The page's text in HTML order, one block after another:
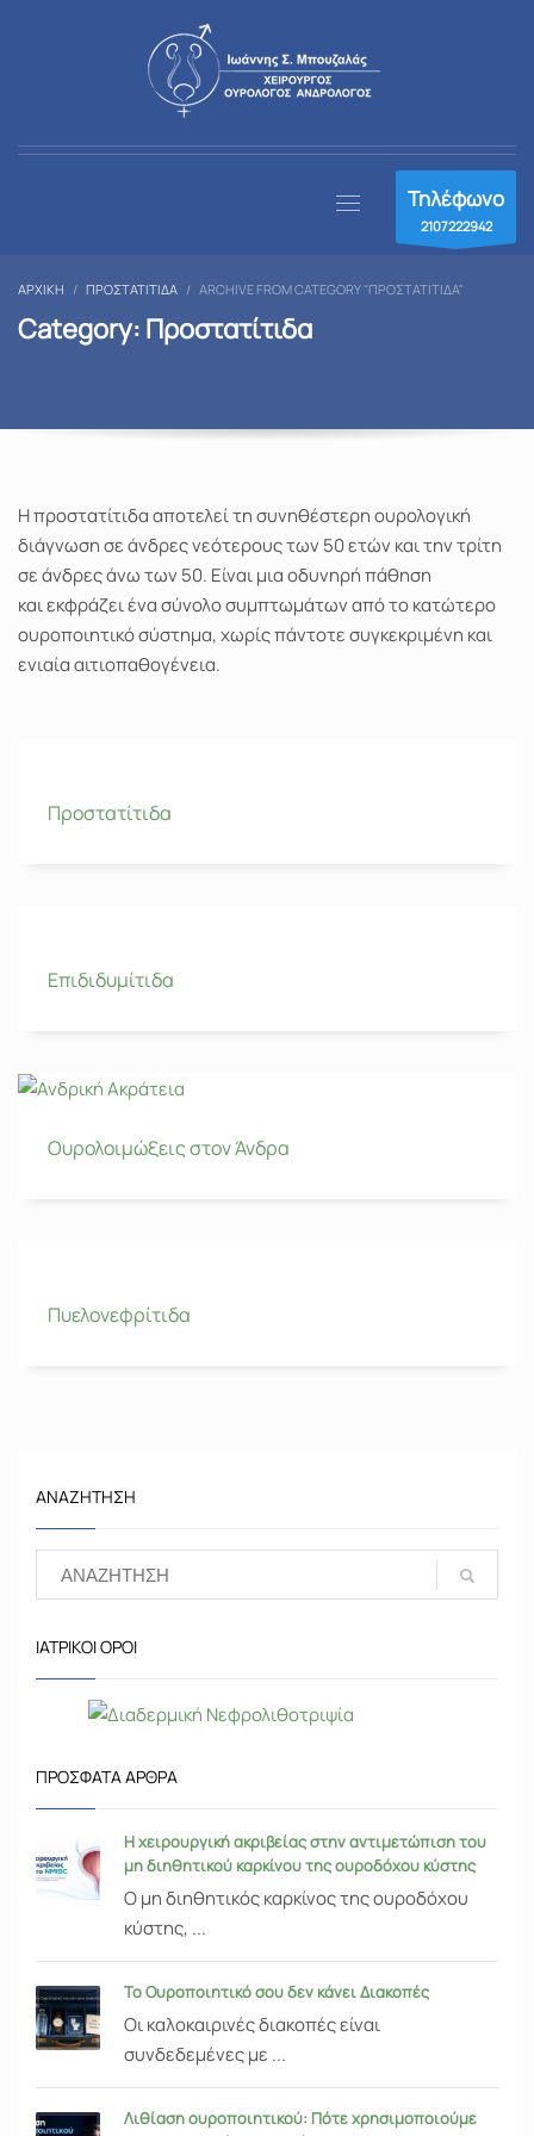
Τηλέφωνο
2107222942
ΑΡΧΙΚΉ ΠΡΟΣΤΑΤΊΤΙΔΑ ARCHIVE FROM CATEGORY "ΠΡΟΣΤΑΤΊΤΙΔΑ"
Category: Προστατίτιδα
Η προστατίτιδα αποτελεί τη συνηθέστερη ουρολογική
διάγνωση σε άνδρες νεότερους των 50 ετών και την τρίτη
σε άνδρες άνω των 50. Είναι μια οδυνηρή πάθηση
και εκφράζει ένα σύνολο συμπτωμάτων από το κατώτερο
ουροποιητικό σύστημα, χωρίς πάντοτε συγκεκριμένη και
ενιαία αιτιοπαθογένεια.
Προστατίτιδα
Επιδιδυμίτιδα
Ουρολοιμώξεις στον Άνδρα
Πυελονεφρίτιδα
ΑΝΑΖΉΤΗΣΗ
ΙΑΤΡΙΚΟΊ ΌΡΟΙ
ΠΡΌΣΦΑΤΑ ΆΡΘΡΑ
Η χειρουργική ακριβείας στην αντιμετώπιση του
μη διηθητικού καρκίνου της ουροδόχου κύστης
Ο μη διηθητικός καρκίνος της ουροδόχου
κύστης, ...
Το Ουροποιητικό σου δεν κάνει Διακοπές
Οι καλοκαιρινές διακοπές είναι
συνδεδεμένες με ...
Λιθίαση ουροποιητικού: Πότε χρησιμοποιούμε